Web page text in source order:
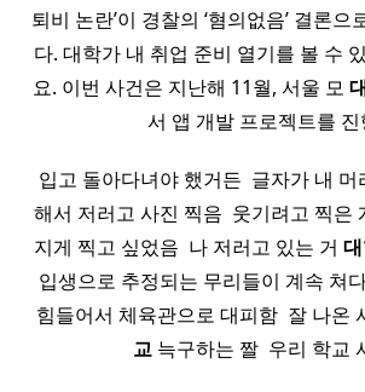
퇴비 논란’이 경찰의 ‘혐의없음’ 결론
다. 대학가 내 취업 준비 열기를 볼 수
요. 이번 사건은 지난해 11월, 서울 모
서 앱 개발 프로젝트를
입고 돌아다녀야 했거든 ​ 글자가 내 머
해서 저러고 사진 찍음 ​ 웃기려고 찍은
지게 찍고 싶었음 ​ 나 저러고 있는 거
입생으로 추정되는 무리들이 계속 쳐
힘들어서 체육관으로 대피함 ​ 잘 나온
교늑구하는 짤 ​ 우리 학교